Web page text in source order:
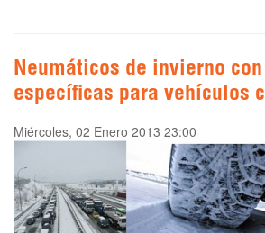
Neumáticos de invierno
específicas para vehículos
Miércoles, 02 Enero 2013 23:00